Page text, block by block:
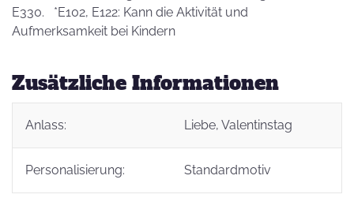
E330. *E102, E122: Kann die Aktivität und
Aufmerksamkeit bei Kindern
Zusätzliche Informationen
Anlass: Liebe, Valentinstag
Personalisierung: Standardmotiv